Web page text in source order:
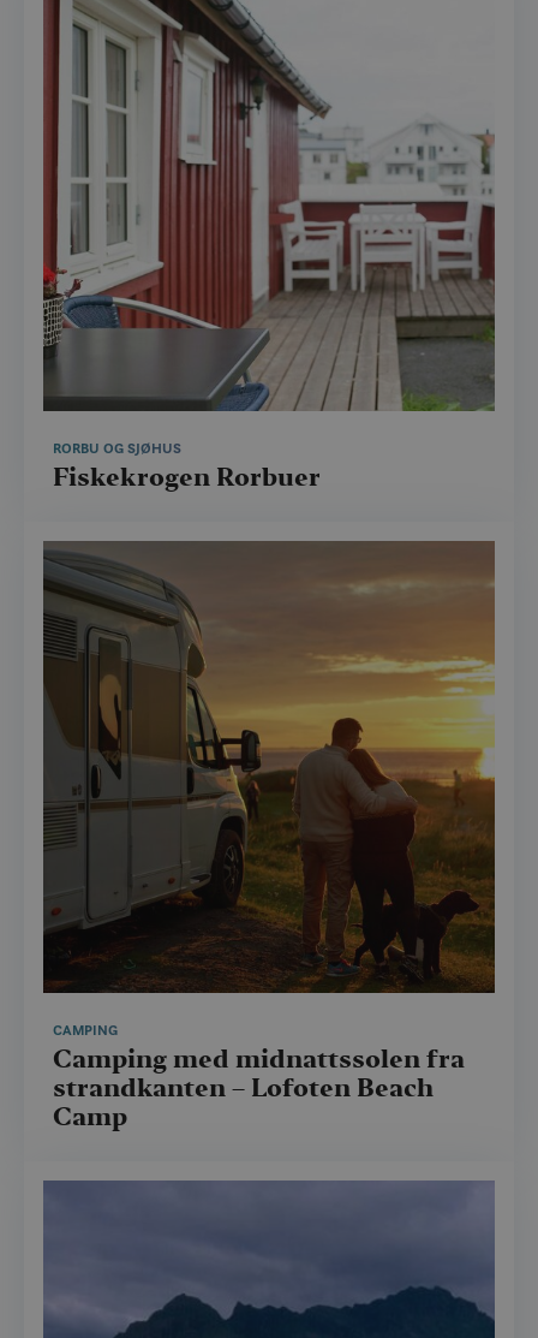
RORBU OG SJØHUS
Fiskekrogen Rorbuer
CAMPING
Camping med midnattssolen fra
strandkanten – Lofoten Beach
Camp